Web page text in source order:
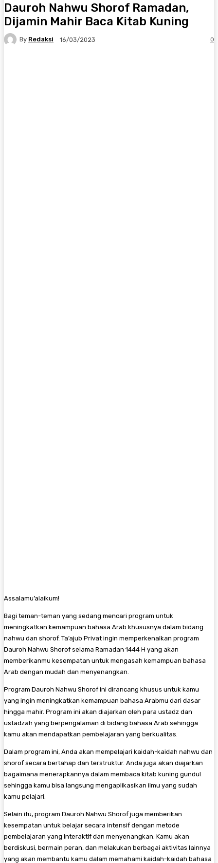
Dauroh Nahwu Shorof Ramadan,
Dijamin Mahir Baca Kitab Kuning
By Redaksi 16/03/2023 0
Assalamu’alaikum!
Bagi teman-teman yang sedang mencari program untuk
meningkatkan kemampuan bahasa Arab khususnya dalam bidang
nahwu dan shorof. Ta’ajub Privat ingin memperkenalkan program
Dauroh Nahwu Shorof selama Ramadan 1444 H yang akan
memberikanmu kesempatan untuk mengasah kemampuan bahasa
Arab dengan mudah dan menyenangkan.
Program Dauroh Nahwu Shorof ini dirancang khusus untuk kamu
yang ingin meningkatkan kemampuan bahasa Arabmu dari dasar
hingga mahir. Program ini akan diajarkan oleh para ustadz dan
ustadzah yang berpengalaman di bidang bahasa Arab sehingga
kamu akan mendapatkan pembelajaran yang berkualitas.
Dalam program ini, Anda akan mempelajari kaidah-kaidah nahwu dan
shorof secara bertahap dan terstruktur. Anda juga akan diajarkan
bagaimana menerapkannya dalam membaca kitab kuning gundul
sehingga kamu bisa langsung mengaplikasikan ilmu yang sudah
kamu pelajari.
Selain itu, program Dauroh Nahwu Shorof juga memberikan
kesempatan untuk belajar secara intensif dengan metode
pembelajaran yang interaktif dan menyenangkan. Kamu akan
berdiskusi, bermain peran, dan melakukan berbagai aktivitas lainnya
yang akan membantu kamu dalam memahami kaidah-kaidah bahasa